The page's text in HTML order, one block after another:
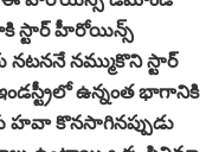
స్టార్ హీరోయిన్స్
నమ్ముకొని స్టార్
ఉన్నంత భాగానికి
హవా కొనసాగినప్పుడు